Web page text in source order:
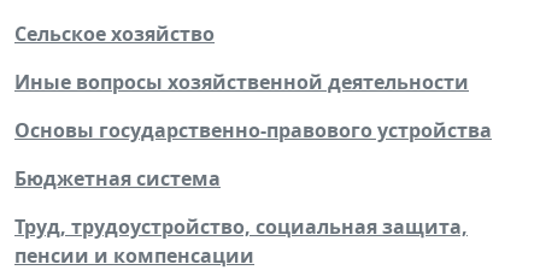
Сельское хозяйство
Иные вопросы хозяйственной деятельности
Основы государственно-правового устройства
Бюджетная система
Труд, трудоустройство, социальная защита,
пенсии и компенсации